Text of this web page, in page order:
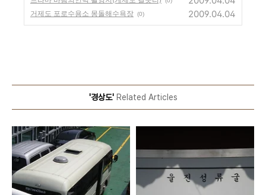
거제도 포로수용소 몽돌해수욕장 (0) 2009.04.04
'경상도'Related Articles